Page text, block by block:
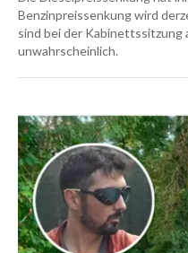
Benzinpreissenkung wird
sind bei der Kabinettssitzung
unwahrscheinlich.